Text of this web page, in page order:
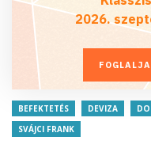
2026.
BEFEKTETÉS DEVIZA
SVÁJCI FRANK